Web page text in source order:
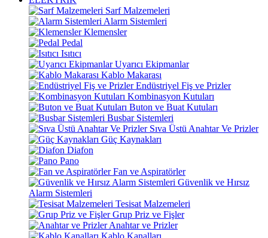
Sarf Malzemeleri
Alarm Sistemleri
Klemensler
Pedal
Isıtıcı
Uyarıcı Ekipmanlar
Kablo Makarası
Endüstriyel Fiş ve Prizler
Kombinasyon Kutuları
Buton ve Buat Kutuları
Busbar Sistemleri
Sıva Üstü Anahtar Ve Prizler
Güç Kaynakları
Diafon
Pano
Fan ve Aspiratörler
Güvenlik ve Hırsız
Alarm Sistemleri
Tesisat Malzemeleri
Grup Priz ve Fişler
Anahtar ve Prizler
Kablo Kanalları